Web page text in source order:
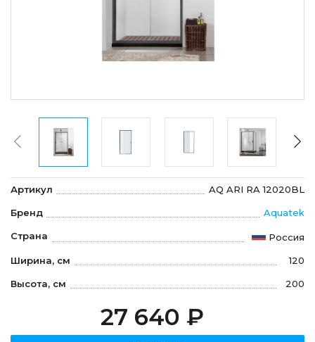
Артикул AQ ARI RA 12020BL
Бренд Aquatek
Страна Россия
Ширина, см 120
Высота, см 200
27 640 ₽